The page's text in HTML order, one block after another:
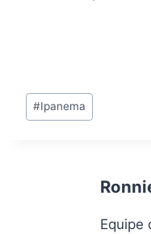
Tags
do
#Ipanema
Equipe